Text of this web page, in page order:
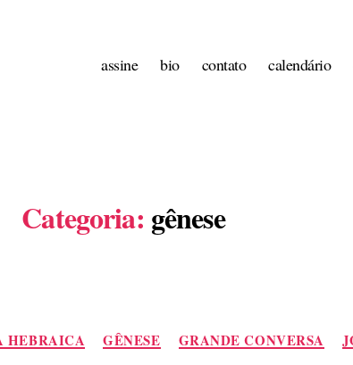
assine bio contato calendário
Categoria: gênese
Categorias
HEBRAICA GÊNESE GRANDE CONVERSA